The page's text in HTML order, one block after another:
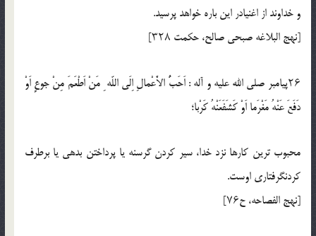
و خداوند از اغنيادر اين باره خواهد پرسيد.
[نهج البلاغه صبحى صالح، حكمت ۳۲۸]
۲۶پيامبر صلي الله عليه و آله : اَحَبُّ الاَْعْمالِ اِلَى اللّه ِ مَنْ اَطْعَمَ مِنْ جوعٍ اَوْ
دَفَعَ عَنْهُ مَغْرَما اَوْ كَشَفَعَنْهُ كَرْبا؛
محبوب ترين كارها نزد خدا، سير كردن گرسنه يا پرداختن بدهى يا برطرف
كردنگرفتارى اوست.
[نهج الفصاحه، ح۷۶]